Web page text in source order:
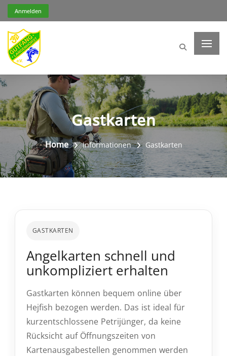
Anmelden
Gastkarten
Home Informationen Gastkarten
GASTKARTEN
Angelkarten schnell und
unkompliziert erhalten
Gastkarten können bequem online über
Hejfish bezogen werden. Das ist ideal für
kurzentschlossene Petrijünger, da keine
Rücksicht auf Öffnungszeiten von
Kartenausgabestellen genommen werden